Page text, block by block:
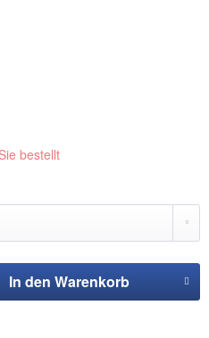
bestellt
In den Warenkorb